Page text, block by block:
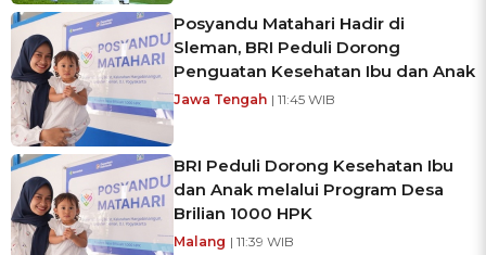
Posyandu Matahari Hadir di
Sleman, BRI Peduli Dorong
Penguatan Kesehatan Ibu dan Anak
Jawa Tengah | 11:45 WIB
BRI Peduli Dorong Kesehatan Ibu
dan Anak melalui Program Desa
Brilian 1000 HPK
Malang | 11:39 WIB